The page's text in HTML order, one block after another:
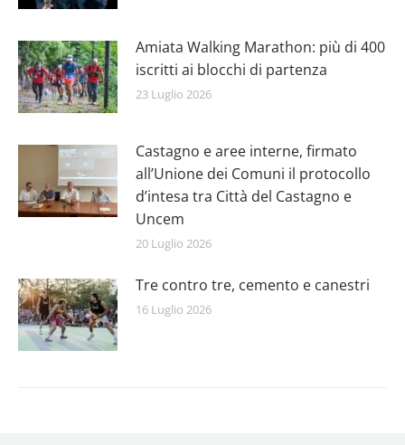
Amiata Walking Marathon: più di 400
iscritti ai blocchi di partenza
23 Luglio 2026
Castagno e aree interne, firmato
all’Unione dei Comuni il protocollo
d’intesa tra Città del Castagno e
Uncem
20 Luglio 2026
Tre contro tre, cemento e canestri
16 Luglio 2026